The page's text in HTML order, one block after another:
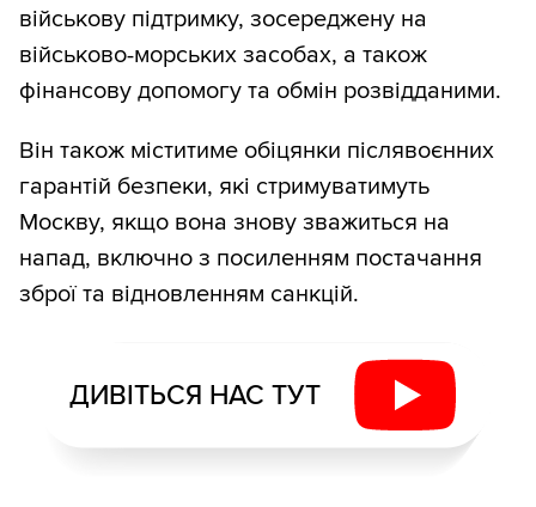
військову підтримку, зосереджену на
військово-морських засобах, а також
фінансову допомогу та обмін розвідданими.
Він також міститиме обіцянки післявоєнних
гарантій безпеки, які стримуватимуть
Москву, якщо вона знову зважиться на
напад, включно з посиленням постачання
зброї та відновленням санкцій.
ДИВІТЬСЯ НАС ТУТ